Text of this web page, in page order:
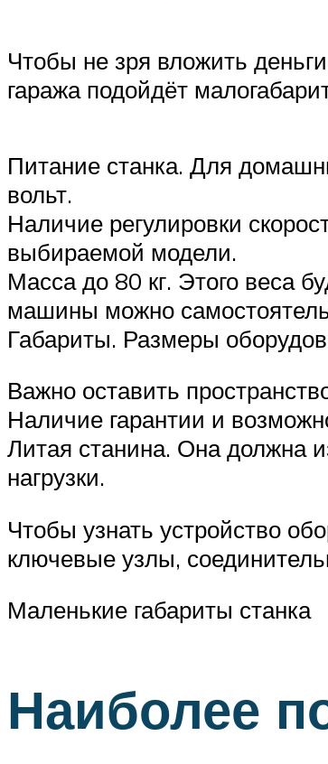
Чтобы не зря вложить
гаража подойдёт
Питание станка. Для
вольт.
Наличие регулировки
выбираемой модели.
Масса до 80 кг. Этого веса
машины можно
Габариты. Размеры
Важно оставить
Наличие гарантии и
Литая станина. Она должна
нагрузки.
Чтобы узнать устройство
ключевые узлы,
Маленькие габариты станка
Наиболее